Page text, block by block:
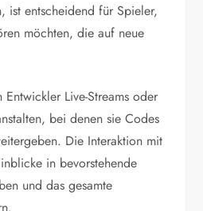
ist entscheidend für Spieler,
möchten, die auf neue
Live-Streams oder
bei denen sie Codes
Die Interaktion mit
in bevorstehende
und das gesamte